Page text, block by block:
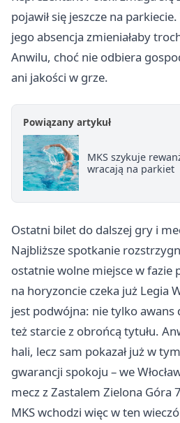
pojawił się jeszcze na
jego absencja zmieniałaby
Anwilu, choć nie odbiera
ani jakości w grze.
Powiązany artykuł
MKS szykuje
wracają na parkiet
Ostatni bilet do dalszej gry i
Najbliższe spotkanie
ostatnie wolne miejsce w fazie
na horyzoncie czeka już Legia
jest podwójna: nie tylko awans
też starcie z obrońcą tytułu.
hali, lecz sam pokazał już w
gwarancji spokoju – we
mecz z Zastalem Zielona Góra
MKS wchodzi więc w ten